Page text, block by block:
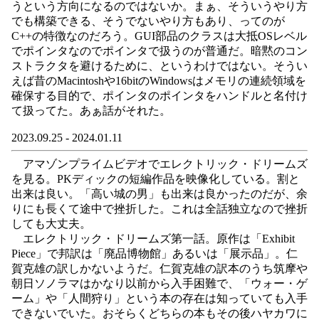
うという方向になるのではないか。まぁ、そういうやり方
でも構築できる、そうでないやり方もあり、ってのが
C++の特徴なのだろう。GUI部品のクラスは大抵OSレベル
でポインタなのでポインタで扱うのが普通だ。暗黙のコン
ストラクタを避けるために、というわけではない。そうい
えば昔のMacintoshや16bitのWindowsはメモリの連続領域を
確保する目的で、ポインタのポインタをハンドルと名付け
て扱ってた。あぁ話がそれた。
2023.09.25 - 2024.01.11
アマゾンプライムビデオでエレクトリック・ドリームズ
を見る。PKディックの短編作品を映像化している。割と
出来は良い。「高い城の男」も出来は良かったのだが、余
りにも長くて途中で挫折した。これは全話独立なので挫折
しても大丈夫。
エレクトリック・ドリームズ第一話。原作は「Exhibit
Piece」で邦訳は「廃品博物館」あるいは「展示品」。仁
賀克雄の訳しかないようだ。仁賀克雄の訳本のうち筑摩や
朝日ソノラマはかなり以前から入手困難で、「ウォー・ゲ
ーム」や「人間狩り」という本の存在は知っていても入手
できないでいた。おそらくどちらの本もその後ハヤカワに